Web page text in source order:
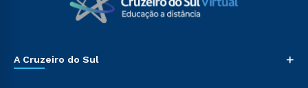
A Cruzeiro do Sul +